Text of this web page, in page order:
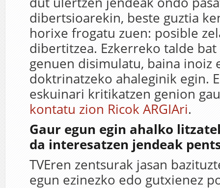
dibertsioarekin, beste guztia
horixe frogatu zuen: posible
dibertitzea. Ezkerreko talde bat
genuen disimulatu, baina inoiz
doktrinatzeko ahaleginik egin.
eskuinari kritikatzen genion
kontatu zion Ricok ARGIAri.
Gaur egun egin ahalko
da interesatzen jendeak
TVEren zentsurak jasan
egun ezinezko edo gutxienez